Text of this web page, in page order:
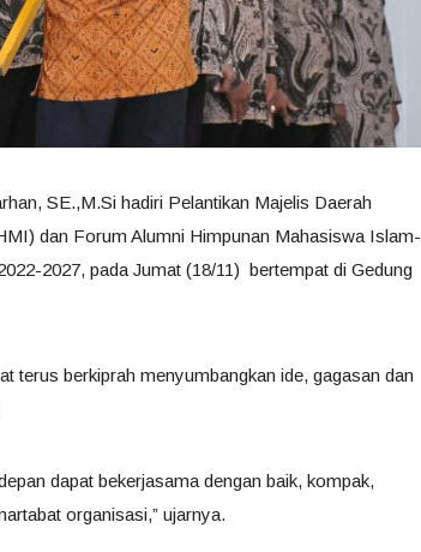
SE.,M.Si hadiri Pelantikan Majelis Daerah
dan Forum Alumni Himpunan Mahasiswa Islam-
2027, pada Jumat (18/11) bertempat di Gedung
terus berkiprah menyumbangkan ide, gagasan dan
dapat bekerjasama dengan baik, kompak,
organisasi,” ujarnya.